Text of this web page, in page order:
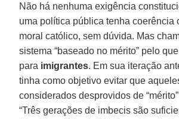
Não há nenhuma exigência
uma política pública tenha coerência
moral católico, sem dúvida. Mas
sistema “baseado no mérito” pelo
para imigrantes. Em sua iteração
tinha como objetivo evitar que
considerados desprovidos de
“Três gerações de imbecis são